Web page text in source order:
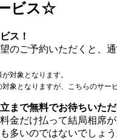
ビス☆
ス！
のご予約いただくと、
対象となります。
象となりますが、こちらのサー
まで無料でお待ちいただ
金だけ払って結局相席
多いのではないでしょう